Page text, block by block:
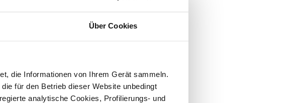
Über Cookies
die Informationen von Ihrem Gerät sammeln.
für den Betrieb dieser Website unbedingt
analytische Cookies, Profilierungs- und